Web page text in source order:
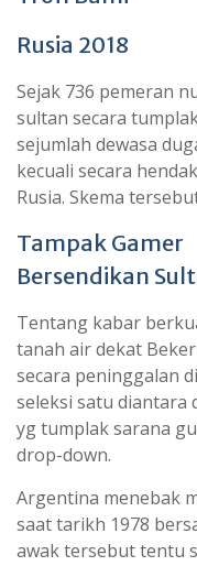
Rusia 2018
Sejak 736 pemeran
sultan secara
sejumlah dewasa
kecuali secara
Rusia. Skema
Tampak Gamer
Bersendikan
Tentang kabar
tanah air dekat
secara peninggalan
seleksi satu diantara
yg tumplak sarana
drop-down.
Argentina menebak
saat tarikh 1978
awak tersebut tentu